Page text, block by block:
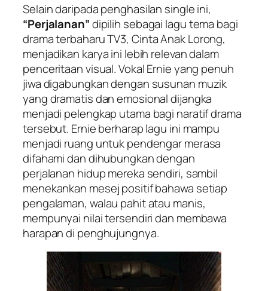
Selain daripada penghasilan single ini,
“Perjalanan”dipilih sebagai lagu tema bagi
drama terbaharu TV3, Cinta Anak Lorong,
menjadikan karya ini lebih relevan dalam
penceritaan visual. Vokal Ernie yang penuh
jiwa digabungkan dengan susunan muzik
yang dramatis dan emosional dijangka
menjadi pelengkap utama bagi naratif drama
tersebut. Ernie berharap lagu ini mampu
menjadi ruang untuk pendengar merasa
difahami dan dihubungkan dengan
perjalanan hidup mereka sendiri, sambil
menekankan mesej positif bahawa setiap
pengalaman, walau pahit atau manis,
mempunyai nilai tersendiri dan membawa
harapan di penghujungnya.